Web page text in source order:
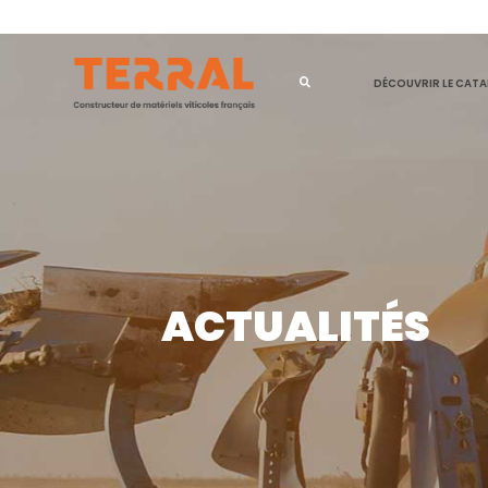
DÉCOUVRIR LE
NOUVELLE
PELLE
ACTUALITÉS